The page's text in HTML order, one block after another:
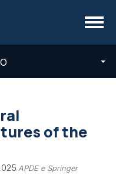
Menu
of the
APDE e Springer